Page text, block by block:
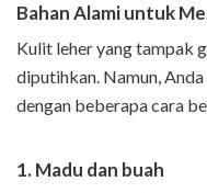
Bahan Alami untuk
Kulit leher yang tampak
diputihkan. Namun,
dengan beberapa cara
1. Madu dan buah